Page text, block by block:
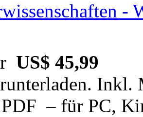
-
US$ 45,99
Inkl.
PDF – für PC,